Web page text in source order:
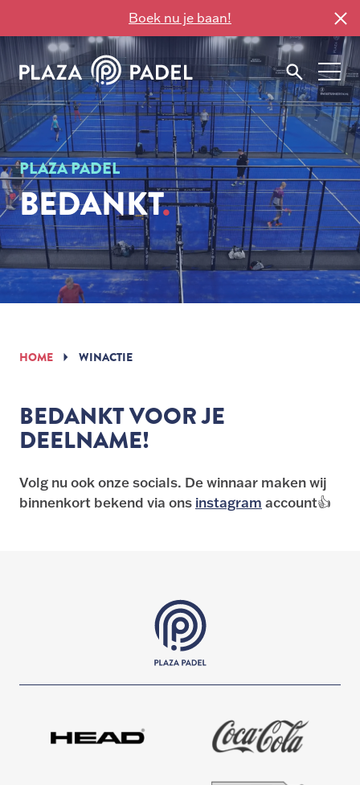
Boek nu je baan!
PLAZA PADEL
BEDANKT
HOME WINACTIE
BEDANKT VOOR JE
DEELNAME!
Volg nu ook onze socials. De winnaar maken wij
binnenkort bekend via ons instagram account👍